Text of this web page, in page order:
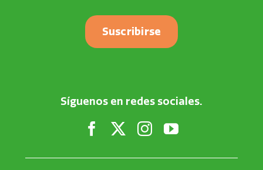
Suscribirse
Síguenos en redes sociales.